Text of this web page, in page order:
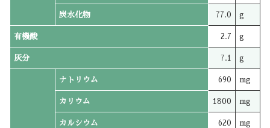
炭水化物 77.0 g
有機酸 2.7 g
灰分 7.1 g
ナトリウム 690 mg
カリウム 1800 mg
カルシウム 620 mg